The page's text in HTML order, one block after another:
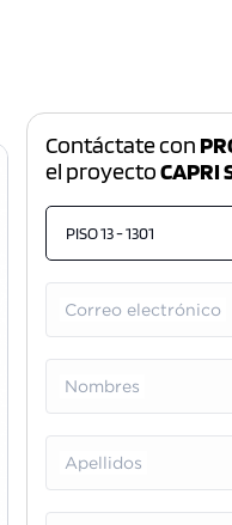
Contáctate con
el proyectoCAPRI
PISO 13 - 1301
Correo electrónico
Nombres
Apellidos